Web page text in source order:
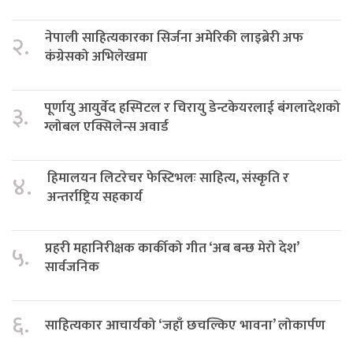
२.
नेपाली साहित्यकारका सिर्जना अमेरिकी लाइब्रेरी अफ
कंग्रेसको अभिलेखमा
३.
पूर्णायु आयुर्वेद हस्पिटल र चिरायु डेन्टकेयरलाई बंगलादेशको
ग्लोबल एक्सिलेन्स अवार्ड
४.
हिमालयन लिटरेचर फेस्टिभलः साहित्य, संस्कृति र
अन्तर्राष्ट्रिय सहकार्य
५.
प्रहरी महानिरीक्षक कार्कीको गीत ‘अब बन्छ मेरो देश’
सार्वजनिक
६. साहित्यकार आचार्यको ‘जहाँ छचल्किए भावना’ लोकार्पण